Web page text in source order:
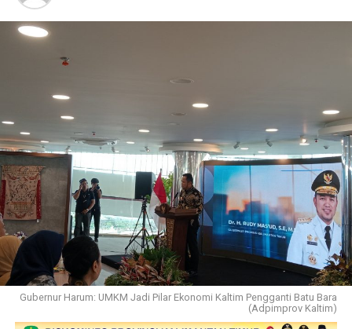
Gubernur Harum: UMKM Jadi Pilar Ekonomi Kaltim Pengganti Batu Bara
(Adpimprov Kaltim)